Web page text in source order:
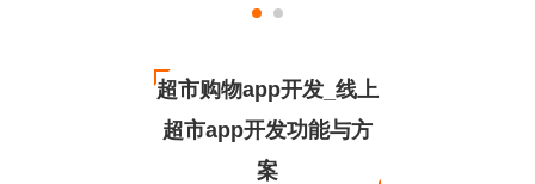
超市购物app开发_线上
超市app开发功能与方
案